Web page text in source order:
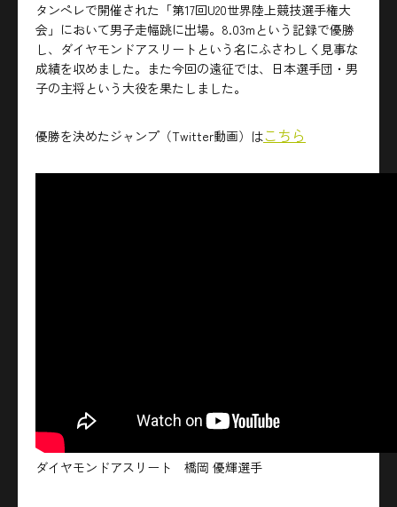
タンペレで開催された「第17回U20世界陸上競技選手権大
会」において男子走幅跳に出場。8.03mという記録で優勝
し、ダイヤモンドアスリートという名にふさわしく見事な
成績を収めました。また今回の遠征では、日本選手団・男
子の主将という大役を果たしました。
優勝を決めたジャンプ（Twitter動画）はこちら
ダイヤモンドアスリート 橋岡 優輝選手